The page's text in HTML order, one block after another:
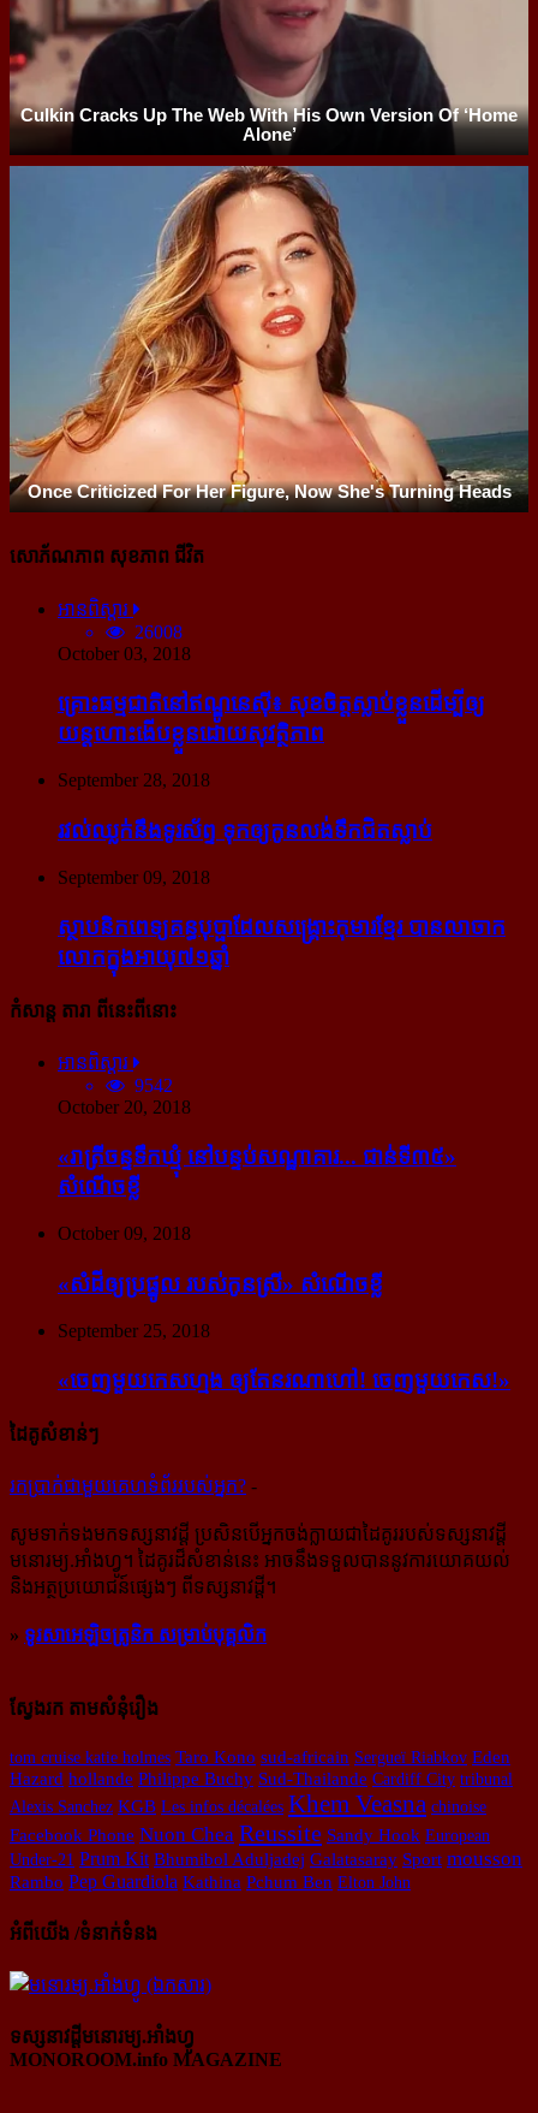
សោភ័ណភាព សុខភាព ជីវិត
អានពិស្ដារ
26008
October 03, 2018
គ្រោះធម្មជាតិនៅឥណ្ឌូនេស៊ី៖ សុខចិត្ត​ស្លាប់​ខ្លួន​ដើម្បី​ឲ្យ​
យន្ដហោះ​ងើប​ខ្លួន​ដោយ​សុវត្ថិភាព
September 28, 2018
រវល់​ឈ្លក់​នឹង​ទូរស័ព្ទ ទុក​ឲ្យ​កូន​លង់​ទឹក​ជិត​ស្លាប់
September 09, 2018
ស្ថាបនិក​ពេទ្យ​គន្ធបុប្ផា​ដែល​សង្គ្រោះ​កុមារ​ខ្មែរ​ បាន​លាចាក​
លោក​ក្នុង​អាយុ​៧១ឆ្នាំ
កំសាន្ដ តារា ពីនេះពីនោះ
អានពិស្ដារ
9542
October 20, 2018
«រាត្រីចន្ទទឹកឃ្មុំ នៅបន្ទប់សណ្ឋាគារ... ជាន់ទី៣៥»
សំណើចខ្លី
October 09, 2018
«សំដី​ឲ្យ​ប្រផ្នូល របស់​កូនស្រី» សំណើចខ្លី
September 25, 2018
«ចេញ​មួយ​កេស​ហ្មង ឲ្យ​តែ​នរណា​ហៅ! ចេញ​មួយ​កេស!»
ដៃគូសំខាន់ៗ
រក​​ប្រាក់​​ជា​​មួយ​​គេហទំព័រ​​របស់​​អ្នក? -
សូម​ទាក់ទង​មក​ទស្សនាវដ្ដី ប្រសិន​បើ​អ្នក​ចង់​ក្លាយ​ជា​ដៃគូរ​របស់​ទស្សនាវដ្ដី​
មនោរម្យ.អាំងហ្វូ។ ដៃ​គូរ​ដ៏​សំខាន់​នេះ អាច​នឹង​ទទួល​បាន​នូវ​ការ​យោគយល់
និង​អត្ថ​ប្រយោជន៍​ផ្សេងៗ ពីទស្សនាវដ្ដី។
» ទូរសាអេឡិចត្រូនិក សម្រាប់បុគ្គលិក
ស្វែងរក តាមសំនុំរឿង
tom cruise katie holmes Taro Kono sud-africain Sergueï Riabkov Eden
Hazard hollande Philippe Buchy Sud-Thailande Cardiff City tribunal
Alexis Sanchez KGB Les infos décalées Khem Veasna chinoise
Facebook Phone Nuon Chea Reussite Sandy Hook European
Under-21 Prum Kit Bhumibol Aduljadej Galatasaray Sport mousson
Rambo Pep Guardiola Kathina Pchum Ben Elton John
អំពីយើង /ទំនាក់ទំនង
ទស្សនាវដ្ដីមនោរម្យ.អាំងហ្វូ
MONOROOM.info MAGAZINE